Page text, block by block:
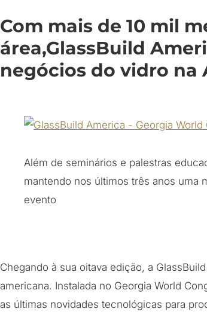
Com mais de 10 mil
área,GlassBuild
negócios do vidro na
Além de seminários e palestras
mantendo nos últimos três anos uma
evento
Chegando à sua oitava edição, a
americana. Instalada no Georgia World
as últimas novidades tecnológicas para